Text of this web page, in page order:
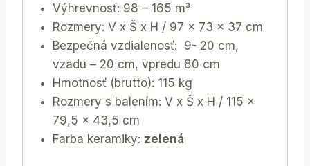
Výhrevnosť: 98 – 165 m³
Rozmery: V x Š x H / 97 x 73 x 37 cm
Bezpečná vzdialenosť: 9- 20 cm,
vzadu – 20 cm, vpredu 80 cm
Hmotnosť (brutto): 115 kg
Rozmery s balením: V x Š x H / 115 x
79,5 x 43,5 cm
Farba keramiky: zelená